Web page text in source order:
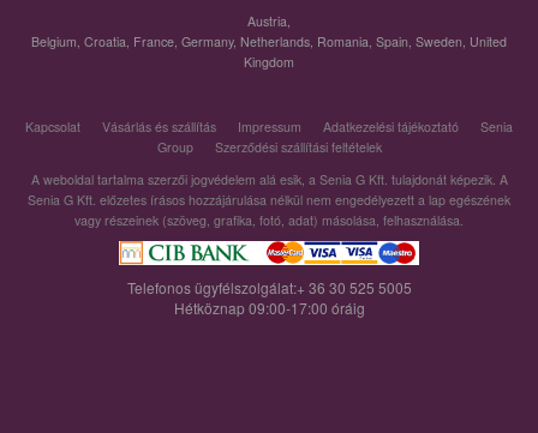
Austria,
Belgium, Croatia, France, Germany, Netherlands, Romania, Spain, Sweden, United
Kingdom
Kapcsolat Vásárlás és szállítás Impressum Adatkezelési tájékoztató
Senia
Group
Szerződési szállítási feltételek
A weboldal tartalma szerzői jogvédelem alá esik, a Senia G Kft. tulajdonát képezik. A
Senia G Kft. előzetes írásos hozzájárulása nélkül nem engedélyezett a lap egészének
vagy részeinek (szöveg, grafika, fotó, adat) másolása, felhasználása.
Telefonos ügyfélszolgálat:+ 36 30 525 5005
Hétköznap 09:00-17:00 óráig